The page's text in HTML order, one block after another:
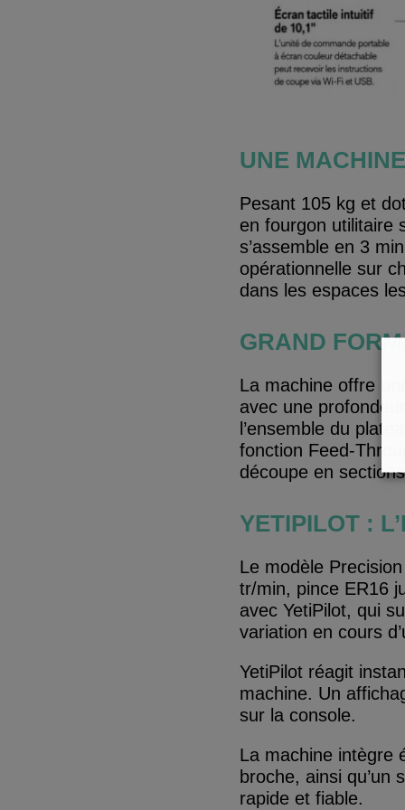
UNE
Pesant 105 kg et
en fourgon utilitaire
s’assemble en 3
opérationnelle sur
dans les espaces
GRAND
La machine offre
avec une
l’ensemble du
fonction Feed-
découpe en
YETIPILOT :
Le modèle
tr/min, pince ER16
avec YetiPilot, qui
variation en cours
YetiPilot réagit
machine. Un
sur la console.
La machine intègre
broche, ainsi
rapide et fiable.